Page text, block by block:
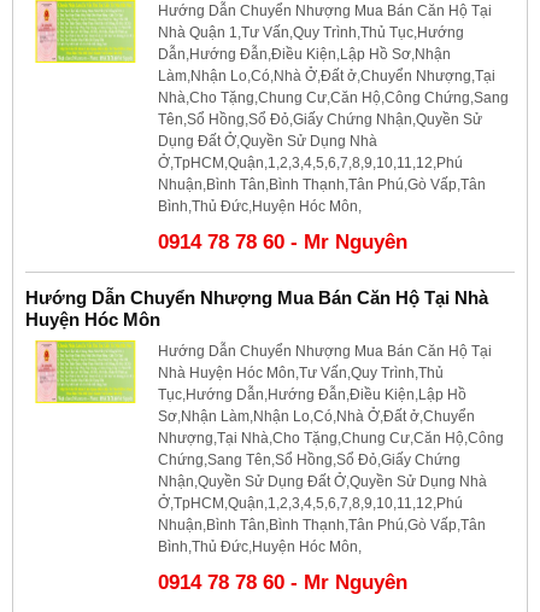
Hướng Dẫn Chuyển Nhượng Mua Bán Căn Hộ Tại
Nhà Quận 1,Tư Vấn,Quy Trình,Thủ Tục,Hướng
Dẫn,Hướng Đẫn,Điều Kiện,Lập Hồ Sơ,Nhận
Làm,Nhận Lo,Có,Nhà Ở,Đất ở,Chuyển Nhượng,Tại
Nhà,Cho Tặng,Chung Cư,Căn Hộ,Công Chứng,Sang
Tên,Sổ Hồng,Sổ Đỏ,Giấy Chứng Nhận,Quyền Sử
Dụng Đất Ở,Quyền Sử Dụng Nhà
Ở,TpHCM,Quận,1,2,3,4,5,6,7,8,9,10,11,12,Phú
Nhuận,Bình Tân,Bình Thạnh,Tân Phú,Gò Vấp,Tân
Bình,Thủ Đức,Huyện Hóc Môn,
0914 78 78 60 - Mr Nguyên
Hướng Dẫn Chuyển Nhượng Mua Bán Căn Hộ Tại Nhà
Huyện Hóc Môn
Hướng Dẫn Chuyển Nhượng Mua Bán Căn Hộ Tại
Nhà Huyện Hóc Môn,Tư Vấn,Quy Trình,Thủ
Tục,Hướng Dẫn,Hướng Đẫn,Điều Kiện,Lập Hồ
Sơ,Nhận Làm,Nhận Lo,Có,Nhà Ở,Đất ở,Chuyển
Nhượng,Tại Nhà,Cho Tặng,Chung Cư,Căn Hộ,Công
Chứng,Sang Tên,Sổ Hồng,Sổ Đỏ,Giấy Chứng
Nhận,Quyền Sử Dụng Đất Ở,Quyền Sử Dụng Nhà
Ở,TpHCM,Quận,1,2,3,4,5,6,7,8,9,10,11,12,Phú
Nhuận,Bình Tân,Bình Thạnh,Tân Phú,Gò Vấp,Tân
Bình,Thủ Đức,Huyện Hóc Môn,
0914 78 78 60 - Mr Nguyên